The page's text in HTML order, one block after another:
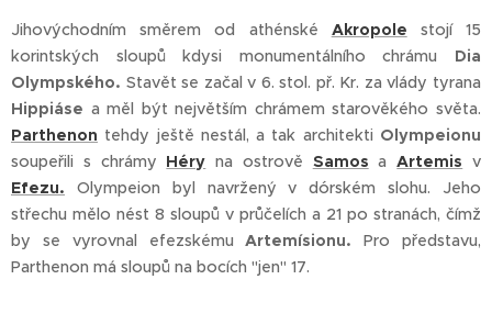
Jihovýchodním směrem od athénské Akropole stojí 15
korintských sloupů kdysi monumentálního chrámu Dia
Olympského. Stavět se začal v 6. stol. př. Kr. za vlády tyrana
Hippiáse a měl být největším chrámem starověkého světa.
Parthenon tehdy ještě nestál, a tak architekti Olympeionu
soupeřili s chrámy Héry na ostrově Samos aArtemis v
Efezu. Olympeion byl navržený v dórském slohu. Jeho
střechu mělo nést 8 sloupů v průčelích a 21 po stranách, čímž
by se vyrovnal efezskémuArtemísionu. Pro představu,
Parthenon má sloupů na bocích "jen" 17.